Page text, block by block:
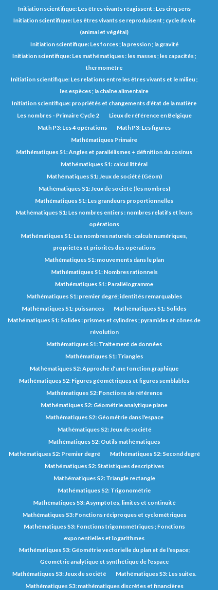
Initiation scientifique: Les êtres vivants réagissent : Les cinq sens
Initiation scientifique: Les êtres vivants se reproduisent ; cycle de vie
(animal et végétal)
Initiation scientifique: Les forces ; la pression ; la gravité
Initiation scientifique: Les mathématiques : les masses ; les capacités ;
thermomètre
Initiation scientifique: Les relations entre les êtres vivants et le milieu ;
les espèces ; la chaîne alimentaire
Initiation scientifique: propriétés et changements d’état de la matière
Les nombres - Primaire Cycle 2
Lieux de référence en Belgique
Math P3: Les 4 opérations
Math P3: Les figures
Mathématiques Primaire
Mathématiques S1: Angles et parallélismes + définition du cosinus
Mathématiques S1: calcul littéral
Mathématiques S1: Jeux de société (Géom)
Mathématiques S1: Jeux de société (les nombres)
Mathématiques S1: Les grandeurs proportionnelles
Mathématiques S1: Les nombres entiers : nombres relatifs et leurs
opérations
Mathématiques S1: Les nombres naturels : calculs numériques,
propriétés et priorités des opérations
Mathématiques S1: mouvements dans le plan
Mathématiques S1: Nombres rationnels
Mathématiques S1: Parallélogramme
Mathématiques S1: premier degré; identités remarquables
Mathématiques S1: puissances
Mathématiques S1: Solides
Mathématiques S1: Solides : prismes et cylindres ; pyramides et cônes de
révolution
Mathématiques S1: Traitement de données
Mathématiques S1: Triangles
Mathématiques S2: Approche d'une fonction graphique
Mathématiques S2: Figures géométriques et figures semblables
Mathématiques S2: Fonctions de référence
Mathématiques S2: Géométrie analytique plane
Mathématiques S2: Géométrie dans l'espace
Mathématiques S2: Jeux de société
Mathématiques S2: Outils mathématiques
Mathématiques S2: Premier degré
Mathématiques S2: Second degré
Mathématiques S2: Statistiques descriptives
Mathématiques S2: Triangle rectangle
Mathématiques S2: Trigonométrie
Mathématiques S3: Asymptotes, limites et continuité
Mathématiques S3: Fonctions réciproques et cyclométriques
Mathématiques S3: Fonctions trigonométriques ; Fonctions
exponentielles et logarithmes
Mathématiques S3: Géométrie vectorielle du plan et de l'espace;
Géométrie analytique et synthétique de l'espace
Mathématiques S3: Jeux de société
Mathématiques S3: Les suites.
Mathématiques S3: mathématiques discrètes et financières